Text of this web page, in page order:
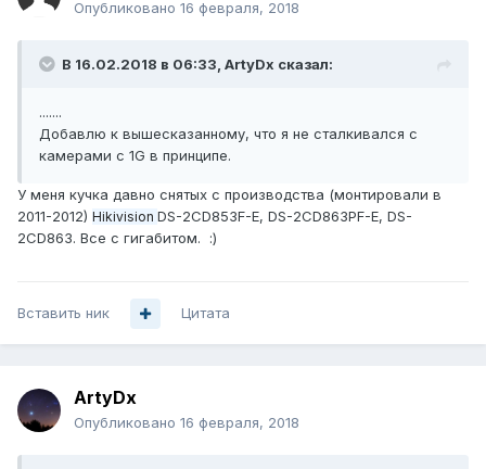
Опубликовано 16 февраля, 2018
В 16.02.2018 в 06:33, ArtyDx сказал:
.......
Добавлю к вышесказанному, что я не сталкивался с
камерами с 1G в принципе.
У меня кучка давно снятых с производства (монтировали в
2011-2012) Hikivision DS-2CD853F-E, DS-2CD863PF-E, DS-
2CD863. Все с гигабитом. :)
Вставить ник Цитата
ArtyDx
Опубликовано 16 февраля, 2018